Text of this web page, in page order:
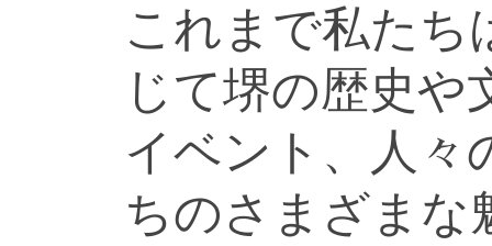
これまで私たち
じて堺の歴史や
イベント、人々
ちのさまざまな